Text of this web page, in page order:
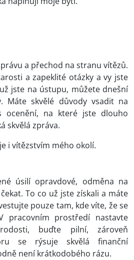
a přechod na stranu vítězů.
a zapeklité otázky a vy jste
jste na ústupu, můžete dnešní
Máte skvělé důvody vsadit na
ocenění, na které jste dlouho
skvělá zpráva.
i vítězstvím mého okolí.
úsilí opravdové, odměna na
To co už jste získali a máte
pouze tam, kde víte, že se
pracovním prostředí nastavte
buďte pilní, zároveň
se rýsuje skvělá finanční
není krátkodobého rázu.